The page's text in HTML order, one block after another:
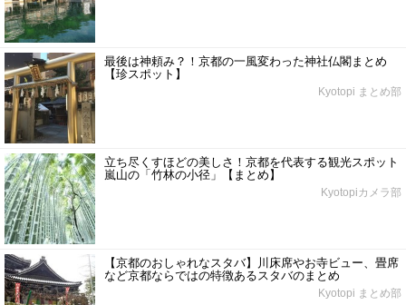
最後は神頼み？！京都の一風変わった神社仏閣まとめ
【珍スポット】
Kyotopi まとめ部
立ち尽くすほどの美しさ！京都を代表する観光スポット
嵐山の「竹林の小径」【まとめ】
Kyotopiカメラ部
【京都のおしゃれなスタバ】川床席やお寺ビュー、畳席
など京都ならではの特徴あるスタバのまとめ
Kyotopi まとめ部